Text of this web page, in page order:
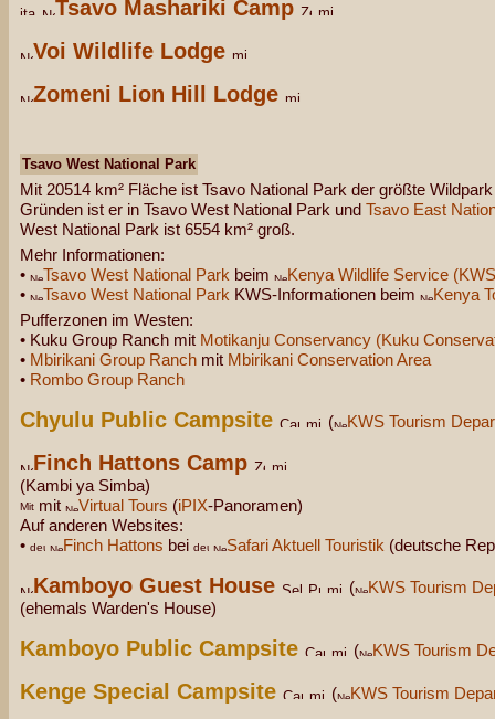
Tsavo Mashariki Camp
Voi Wildlife Lodge
Zomeni Lion Hill Lodge
Tsavo West National Park
Mit 20514 km² Fläche ist Tsavo National Park der größte
Gründen ist er in Tsavo West National Park und Tsavo East
West National Park ist 6554 km² groß.
Mehr Informationen:
•
Tsavo West National Park beim
Kenya Wildlife Service
•
Tsavo West National Park KWS-Informationen beim
Kenya
Pufferzonen im Westen:
• Kuku Group Ranch mit Motikanju Conservancy (Kuku
• Mbirikani Group Ranch mit Mbirikani Conservation Area
• Rombo Group Ranch
Chyulu Public Campsite ( KWS Tourism
Finch Hattons Camp
(Kambi ya Simba)
mit
Virtual Tours (iPIX-Panoramen)
Auf anderen Websites:
•
Finch Hattons bei Safari Aktuell Touristik (deutsche
Kamboyo Guest House (
KWS Tourism
(ehemals Warden's House)
Kamboyo Public Campsite ( KWS Tourism
Kenge Special Campsite ( KWS Tourism